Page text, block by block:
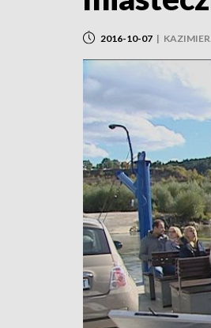
2016-10-07 |